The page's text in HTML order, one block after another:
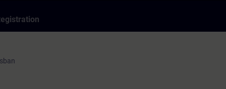
milyen szempontok szerint lehet hatékonyabbá tenni a
működését és gyorsan diagnosztizálni a felmerülő hibákat.